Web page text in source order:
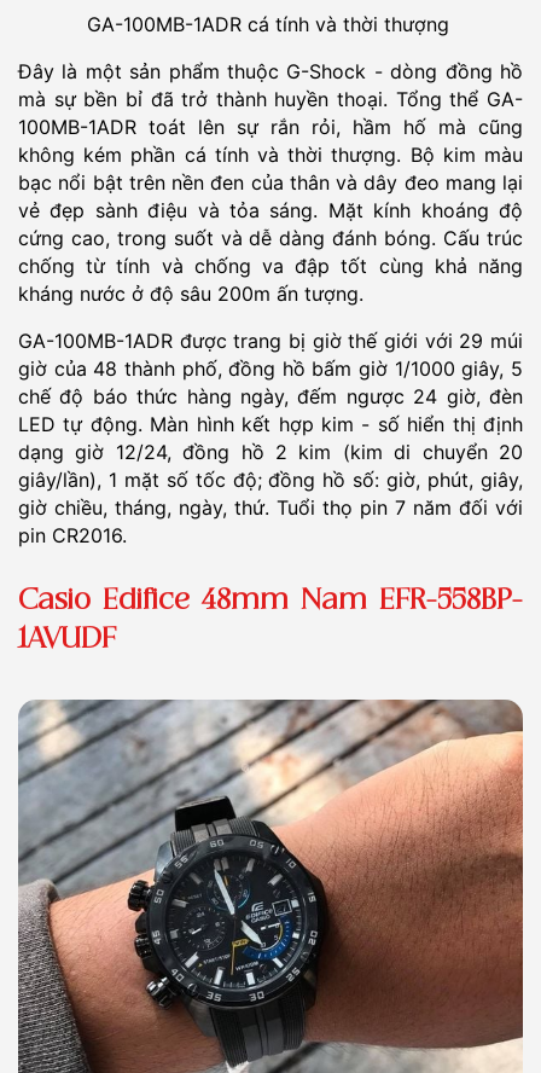
GA-100MB-1ADR cá tính và thời thượng
Đây là một sản phẩm thuộc G-Shock - dòng đồng hồ
mà sự bền bỉ đã trở thành huyền thoại. Tổng thể GA-
100MB-1ADR toát lên sự rắn rỏi, hầm hố mà cũng
không kém phần cá tính và thời thượng. Bộ kim màu
bạc nổi bật trên nền đen của thân và dây đeo mang lại
vẻ đẹp sành điệu và tỏa sáng. Mặt kính khoáng độ
cứng cao, trong suốt và dễ dàng đánh bóng. Cấu trúc
chống từ tính và chống va đập tốt cùng khả năng
kháng nước ở độ sâu 200m ấn tượng.
GA-100MB-1ADR được trang bị giờ thế giới với 29 múi
giờ của 48 thành phố, đồng hồ bấm giờ 1/1000 giây, 5
chế độ báo thức hàng ngày, đếm ngược 24 giờ, đèn
LED tự động. Màn hình kết hợp kim - số hiển thị định
dạng giờ 12/24, đồng hồ 2 kim (kim di chuyển 20
giây/lần), 1 mặt số tốc độ; đồng hồ số: giờ, phút, giây,
giờ chiều, tháng, ngày, thứ. Tuổi thọ pin 7 năm đối với
pin CR2016.
Casio Edifice 48mm Nam EFR-558BP-
1AVUDF